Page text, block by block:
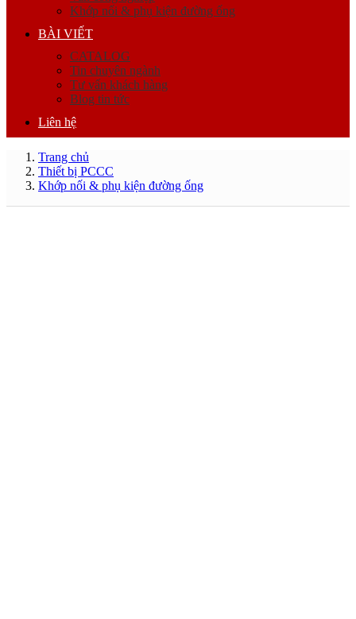
Khớp nối & phụ kiện đường ống
BÀI VIẾT
CATALOG
Tin chuyên ngành
Tư vấn khách hàng
Blog tin tức
Liên hệ
Trang chủ
Thiết bị PCCC
Khớp nối & phụ kiện đường ống